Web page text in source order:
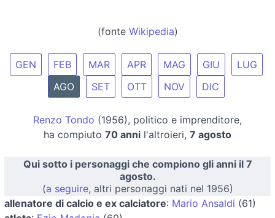
(fonte Wikipedia)
GEN FEB MAR APR MAG GIU
LUG
AGO
SET OTT NOV DIC
Renzo Tondo (1956), politico e imprenditore,
ha compiuto 70 anni l'altroieri, 7 agosto
Qui sotto i personaggi che compiono gli anni il 7
agosto.
(a seguire, altri personaggi nati nel 1956)
allenatore di calcio e ex calciatore: Mario Ansaldi (61)